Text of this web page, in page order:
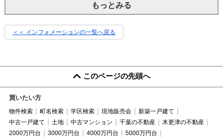
もっとみる
＜＜ インフォメーションの一覧へ戻る
このページの先頭へ
買いたい方
物件検索 町名検索 学区検索 現地販売会
新築一戸建て
中古一戸建て
土地 中古マンション 千葉の不動産
木更津の不動産
2000万円台
3000万円台 4000万円台
5000万円台